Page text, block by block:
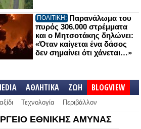
ΠΟΛΙΤΙΚΗ: Παρανάλωμα του
πυρός 306.000 στρέμματα
και ο Μητσοτάκης δηλώνει:
«Όταν καίγεται ένα δάσος
δεν σημαίνει ότι χάνεται…»
ΑΘΛΗΤΙΚΑ ΖΩΗ BLOGVIEW
Τεχνολογία Περιβάλλον
ΕΘΝΙΚΗΣ ΑΜΥΝΑΣ